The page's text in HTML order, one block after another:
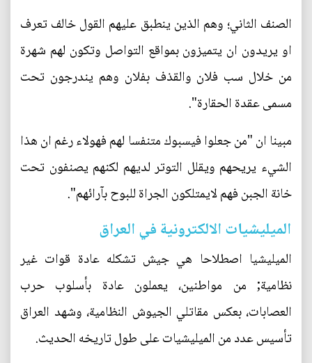
الصنف الثاني؛ وهم الذين ينطبق عليهم القول خالف تعرف
او يريدون ان يتميزون بمواقع التواصل وتكون لهم شهرة
من خلال سب فلان والقذف بفلان وهم يندرجون تحت
مسمى عقدة الحقارة".
مبينا ان "من جعلوا فيسبوك متنفسا لهم فهولاء رغم ان هذا
الشيء يريحهم ويقلل التوتر لديهم لكنهم يصنفون تحت
خانة الجبن فهم لايمتلكون الجراة للبوح بآرائهم".
الميليشيات الالكترونية في العراق
الميليشيا اصطلاحا هي جيش تشكله عادة قوات غير
نظامية; من مواطنين، يعملون عادة بأسلوب حرب
العصابات، بعكس مقاتلي الجيوش النظامية، وشهد العراق
تأسيس عدد من الميليشيات على طول تاريخه الحديث.